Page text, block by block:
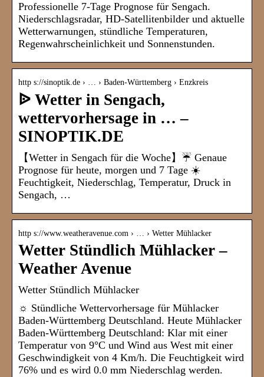
Professionelle 7-Tage Prognose für Sengach.
Niederschlagsradar, HD-Satellitenbilder und aktuelle
Wetterwarnungen, stündliche Temperaturen,
Regenwahrscheinlichkeit und Sonnenstunden.
http s://sinoptik.de › … › Baden-Württemberg › Enzkreis
ᐉ Wetter in Sengach,
wettervorhersage in … –
SINOPTIK.DE
【Wetter in Sengach für die Woche】☔ Genaue
Prognose für heute, morgen und 7 Tage ☀️
Feuchtigkeit, Niederschlag, Temperatur, Druck in
Sengach, …
http s://www.weatheravenue.com › … › Wetter Mühlacker
Wetter Stündlich Mühlacker –
Weather Avenue
Wetter Stündlich Mühlacker
☼ Stündliche Wettervorhersage für Mühlacker
Baden-Württemberg Deutschland. Heute Mühlacker
Baden-Württemberg Deutschland: Klar mit einer
Temperatur von 9°C und Wind aus West mit einer
Geschwindigkeit von 4 Km/h. Die Feuchtigkeit wird
76% und es wird 0.0 mm Niederschlag werden.